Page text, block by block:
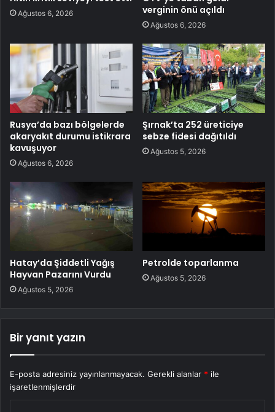
Ağustos 6, 2026
verginin önü açıldı
Ağustos 6, 2026
Rusya’da bazı bölgelerde
akaryakıt durumu istikrara
kavuşuyor
Ağustos 6, 2026
Şırnak’ta 252 üreticiye
sebze fidesi dağıtıldı
Ağustos 5, 2026
Hatay’da Şiddetli Yağış
Hayvan Pazarını Vurdu
Ağustos 5, 2026
Petrolde toparlanma
Ağustos 5, 2026
Bir yanıt yazın
E-posta adresiniz yayınlanmayacak. Gerekli alanlar * ile
işaretlenmişlerdir